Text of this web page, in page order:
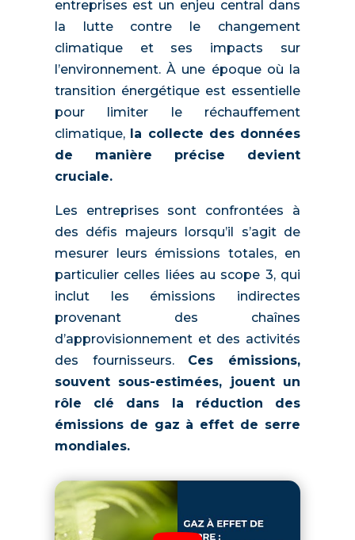
entreprises est un enjeu central dans
la lutte contre le changement
climatique et ses impacts sur
l’environnement. À une époque où la
transition énergétique est essentielle
pour limiter le réchauffement
climatique, la collecte des données
de manière précise devient
cruciale.
Les entreprises sont confrontées à
des défis majeurs lorsqu’il s’agit de
mesurer leurs émissions totales, en
particulier celles liées au scope 3, qui
inclut les émissions indirectes
provenant des chaînes
d’approvisionnement et des activités
des fournisseurs. Ces émissions,
souvent sous-estimées, jouent un
rôle clé dans la réduction des
émissions de gaz à effet de serre
mondiales.